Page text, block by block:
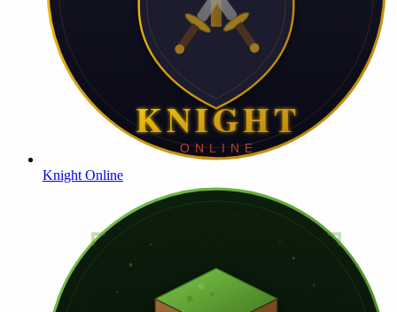
Knight Online